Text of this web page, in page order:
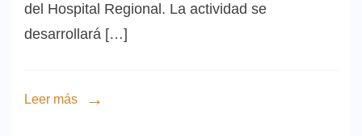
del Hospital Regional. La actividad se
desarrollará […]
Leer más